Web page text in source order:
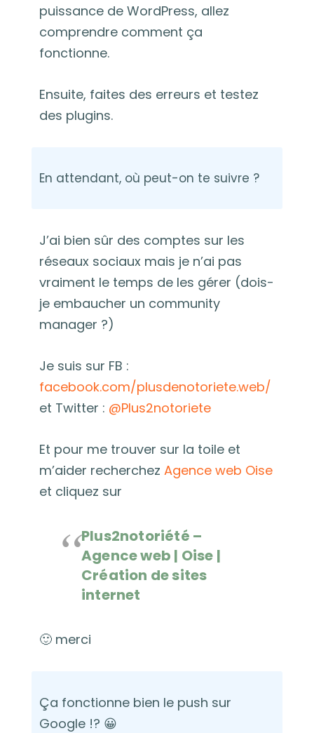
puissance de WordPress, allez
comprendre comment ça
fonctionne.
Ensuite, faites des erreurs et testez
des plugins.
En attendant, où peut-on te suivre ?
J’ai bien sûr des comptes sur les
réseaux sociaux mais je n’ai pas
vraiment le temps de les gérer (dois-
je embaucher un community
manager ?)
Je suis sur FB :
facebook.com/plusdenotoriete.web/
et Twitter : @Plus2notoriete
Et pour me trouver sur la toile et
m’aider recherchez Agence web Oise
et cliquez sur
Plus2notoriété –
Agence web | Oise |
Création de sites
internet
🙂 merci
Ça fonctionne bien le push sur
Google !? 😀